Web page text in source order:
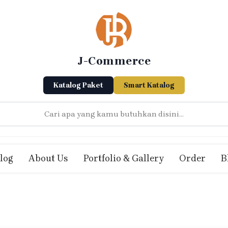
J-Commerce
Katalog Paket Smart Katalog
About Us Portfolio & Gallery Order